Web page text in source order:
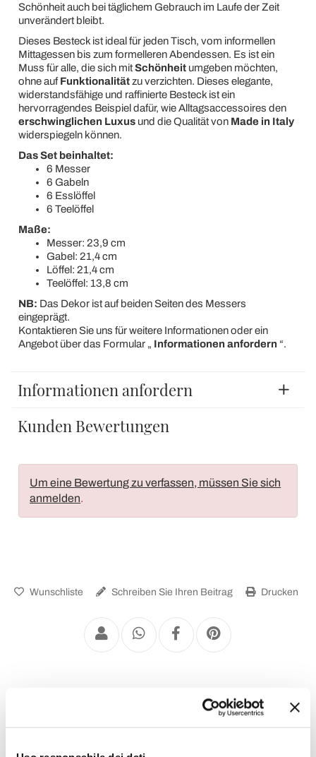
Schönheit auch bei täglichem Gebrauch im Laufe der Zeit
unverändert bleibt.
Dieses Besteck ist ideal für jeden Tisch, vom informellen
Mittagessen bis zum formelleren Abendessen. Es ist ein
Muss für alle, die sich mitSchönheitumgeben möchten,
ohne aufFunktionalitätzu verzichten. Dieses elegante,
widerstandsfähige und raffinierte Besteck ist ein
hervorragendes Beispiel dafür, wie Alltagsaccessoires den
erschwinglichen Luxusund die Qualität von Made in Italy
widerspiegeln können.
Das Set beinhaltet:
6 Messer
6 Gabeln
6 Esslöffel
6 Teelöffel
Maße:
Messer: 23,9 cm
Gabel: 21,4 cm
Löffel: 21,4 cm
Teelöffel: 13,8 cm
NB: Das Dekor ist auf beiden Seiten des Messers
eingeprägt.
Kontaktieren Sie uns für weitere Informationen oder ein
Angebot über das Formular „ Informationen anfordern “.
Informationen anfordern
Kunden Bewertungen
Um eine Bewertung zu verfassen, müssen Sie sich
anmelden.
Wunschliste Schreiben Sie Ihren Beitrag Drucken